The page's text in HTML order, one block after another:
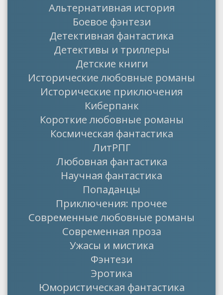
Альтернативная история
Боевое фэнтези
Детективная фантастика
Детективы и триллеры
Детские книги
Исторические любовные романы
Исторические приключения
Киберпанк
Короткие любовные романы
Космическая фантастика
ЛитРПГ
Любовная фантастика
Научная фантастика
Попаданцы
Приключения: прочее
Современные любовные романы
Современная проза
Ужасы и мистика
Фэнтези
Эротика
Юмористическая фантастика